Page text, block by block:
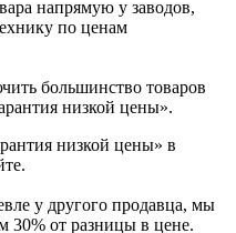
напрямую у заводов,
по ценам
большинство товаров
низкой цены».
низкой цены» в
у другого продавца, мы
от разницы в цене.